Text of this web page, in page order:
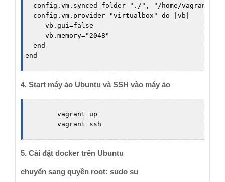
  config.vm.synced_folder "./", "/home/vagrant"
  config.vm.provider "virtualbox" do |vb|
     vb.gui=false
     vb.memory="2048"
  end
4. Start máy ảo Ubuntu và SSH vào máy ảo
5. Cài đặt docker trên Ubuntu
chuyển sang quyền root: sudo su